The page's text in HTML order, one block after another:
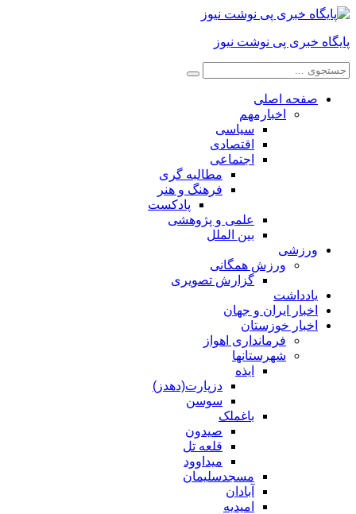
پایگاه خبری پی نوشت نیوز
صفحه اصلی
اخبارمهم
سیاسی
اقتصادی
اجتماعی
مطالبه گری
فرهنگ و هنر
پادکست
علمی و پژوهشی
بین الملل
ورزشی
ورزش همگانی
گزارش تصویری
یادداشت
اخبار ایران و جهان
اخبار خوزستان
فرمانداری اهواز
شهرستانها
ایذه
دزپارت(دهدز)
سوسن
باغملک
صیدون
قلعه تل
میداوود
مسجدسلیمان
آبادان
امیدیه